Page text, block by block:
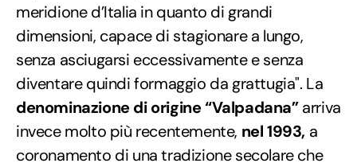
meridione d’Italia in quanto di grandi
dimensioni, capace di stagionare a lungo,
senza asciugarsi eccessivamente e senza
diventare quindi formaggio da grattugia". La
denominazione di origine “Valpadana”arriva
invece molto più recentemente, nel 1993, a
coronamento di una tradizione secolare che